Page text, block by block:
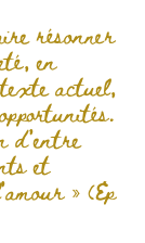
résonner
en
actuel,
d’entre
et
» (Ep